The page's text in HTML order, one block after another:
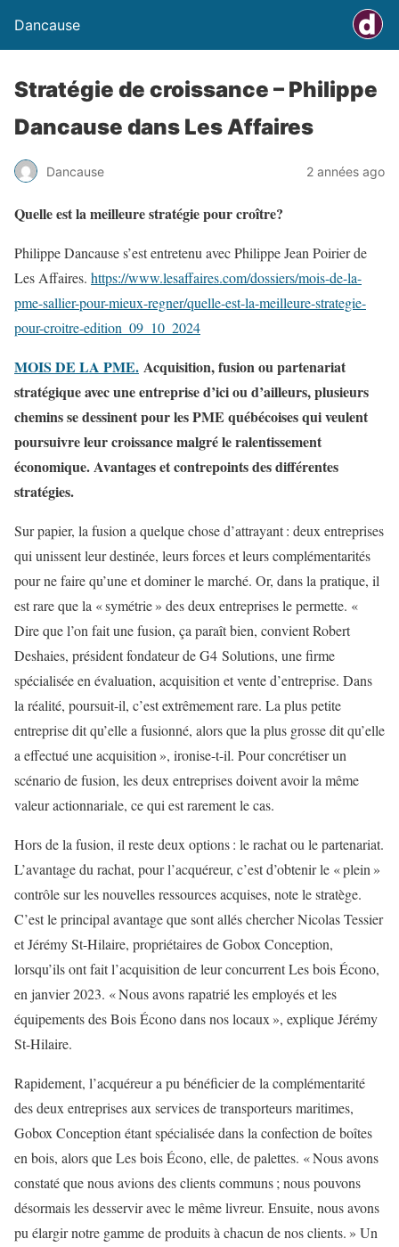
Dancause
Stratégie de croissance – Philippe
Dancause dans Les Affaires
Dancause 2 années ago
Quelle est la meilleure stratégie pour croître?
Philippe Dancause s’est entretenu avec Philippe Jean Poirier de
Les Affaires. https://www.lesaffaires.com/dossiers/mois-de-la-
pme-sallier-pour-mieux-regner/quelle-est-la-meilleure-strategie-
pour-croitre-edition_09_10_2024
MOIS DE LA PME. Acquisition, fusion ou partenariat
stratégique avec une entreprise d’ici ou d’ailleurs, plusieurs
chemins se dessinent pour les PME québécoises qui veulent
poursuivre leur croissance malgré le ralentissement
économique. Avantages et contrepoints des différentes
stratégies.
Sur papier, la fusion a quelque chose d’attrayant : deux entreprises
qui unissent leur destinée, leurs forces et leurs complémentarités
pour ne faire qu’une et dominer le marché. Or, dans la pratique, il
est rare que la « symétrie » des deux entreprises le permette. «
Dire que l’on fait une fusion, ça paraît bien, convient Robert
Deshaies, président fondateur de G4 Solutions, une firme
spécialisée en évaluation, acquisition et vente d’entreprise. Dans
la réalité, poursuit-il, c’est extrêmement rare. La plus petite
entreprise dit qu’elle a fusionné, alors que la plus grosse dit qu’elle
a effectué une acquisition », ironise-t-il. Pour concrétiser un
scénario de fusion, les deux entreprises doivent avoir la même
valeur actionnariale, ce qui est rarement le cas.
Hors de la fusion, il reste deux options : le rachat ou le partenariat.
L’avantage du rachat, pour l’acquéreur, c’est d’obtenir le « plein »
contrôle sur les nouvelles ressources acquises, note le stratège.
C’est le principal avantage que sont allés chercher Nicolas Tessier
et Jérémy St-Hilaire, propriétaires de Gobox Conception,
lorsqu’ils ont fait l’acquisition de leur concurrent Les bois Écono,
en janvier 2023. « Nous avons rapatrié les employés et les
équipements des Bois Écono dans nos locaux », explique Jérémy
St-Hilaire.
Rapidement, l’acquéreur a pu bénéficier de la complémentarité
des deux entreprises aux services de transporteurs maritimes,
Gobox Conception étant spécialisée dans la confection de boîtes
en bois, alors que Les bois Écono, elle, de palettes. « Nous avons
constaté que nous avions des clients communs ; nous pouvons
désormais les desservir avec le même livreur. Ensuite, nous avons
pu élargir notre gamme de produits à chacun de nos clients. » Un